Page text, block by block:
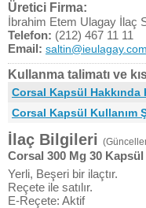
Üretici Firma:
İbrahim Etem Ulagay İlaç
Telefon: (212) 467 11 11
Email:
Kullanma talimatı ve
Corsal Kapsül Hakkında
Corsal Kapsül Kullanım
İlaç Bilgileri
Corsal 300 Mg 30 Kapsül
Yerli, Beşeri bir ilaçtır.
Reçete ile satılır.
E-Reçete: Aktif